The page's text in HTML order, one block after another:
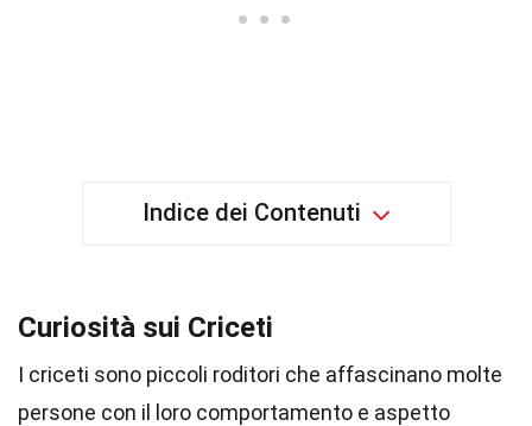
Indice dei Contenuti
Curiosità sui Criceti
I criceti sono piccoli roditori che affascinano molte
persone con il loro comportamento e aspetto